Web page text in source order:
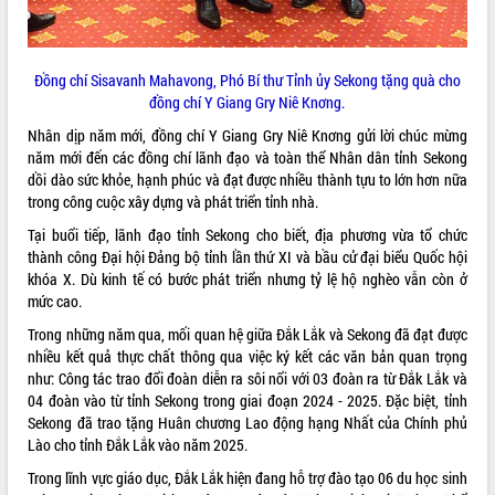
Rà soát, hoàn thiện hệ thống thiết chế
văn hóa, thể thao đáp ứng yêu cầu
phát triển mới
Thường trực HĐND tỉnh Đắk Lắk gặp
Minh
Lễ truy điệu và an táng hài cốt liệt sĩ
tại Nghĩa trang Liệt sĩ xã Sơn Hòa
xuất khẩu sầu riêng và triển khai quy
định EUDR
Thứ trưởng Bộ Nông nghiệp và Môi
trường Nguyễn Hoàng Hiệp khảo sát
vùng trồng và doanh nghiệp đóng gói
sầu riêng tại Đắk Lắk
Trình diễn nghệ thuật chế biến các
món ăn từ sầu riêng
Đắk Lắk công bố Quy hoạch và xúc
tiến đầu tư tỉnh
Ngành cá ngừ Đắk Lắk chủ động thích
Hôm nay: 25769
Tất cả:
66111437
Đồng chí Sisavanh Mahavong, Phó Bí thư Tỉnh ủy Sekong tặng quà cho
đồng chí Y Giang Gry Niê Knơng.
Nhân dịp năm mới, đồng chí Y Giang Gry Niê Knơng gửi lời chúc mừng
năm mới đến các đồng chí lãnh đạo và toàn thể Nhân dân tỉnh Sekong
dồi dào sức khỏe, hạnh phúc và đạt được nhiều thành tựu to lớn hơn nữa
trong công cuộc xây dựng và phát triển tỉnh nhà.
Tại buổi tiếp, lãnh đạo tỉnh Sekong cho biết, địa phương vừa tổ chức
thành công Đại hội Đảng bộ tỉnh lần thứ XI và bầu cử đại biểu Quốc hội
khóa X. Dù kinh tế có bước phát triển nhưng tỷ lệ hộ nghèo vẫn còn ở
mức cao.
Trong những năm qua, mối quan hệ giữa Đắk Lắk và Sekong đã đạt được
nhiều kết quả thực chất thông qua việc ký kết các văn bản quan trọng
như: Công tác trao đổi đoàn diễn ra sôi nổi với 03 đoàn ra từ Đắk Lắk và
04 đoàn vào từ tỉnh Sekong trong giai đoạn 2024 - 2025. Đặc biệt, tỉnh
Sekong đã trao tặng Huân chương Lao động hạng Nhất của Chính phủ
Lào cho tỉnh Đắk Lắk vào năm 2025.
Trong lĩnh vực giáo dục, Đắk Lắk hiện đang hỗ trợ đào tạo 06 du học sinh